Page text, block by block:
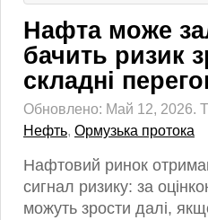
Нафта може
бачить ризик
складні
Обновлено: Май 12, 2026.
Нефть, Ормузька протока
Нафтовий ринок
сигнал ризику: за
можуть зрости далі,